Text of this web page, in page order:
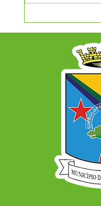
AMBIENTE
CAPACITAÇÃO
PARCERIA
FORTALECE A
AMBIENTAL